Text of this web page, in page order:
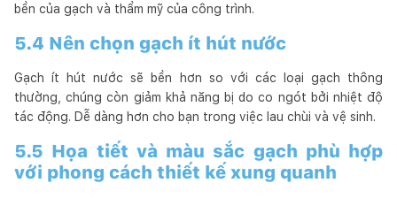
bền của gạch và thẩm mỹ của công trình.
5.4 Nên chọn gạch ít hút nước
Gạch ít hút nước sẽ bền hơn so với các loại gạch thông
thường, chúng còn giảm khả năng bị do co ngót bởi nhiệt độ
tác động. Dễ dàng hơn cho bạn trong việc lau chùi và vệ sinh.
5.5 Họa tiết và màu sắc gạch phù hợp
với phong cách thiết kế xung quanh